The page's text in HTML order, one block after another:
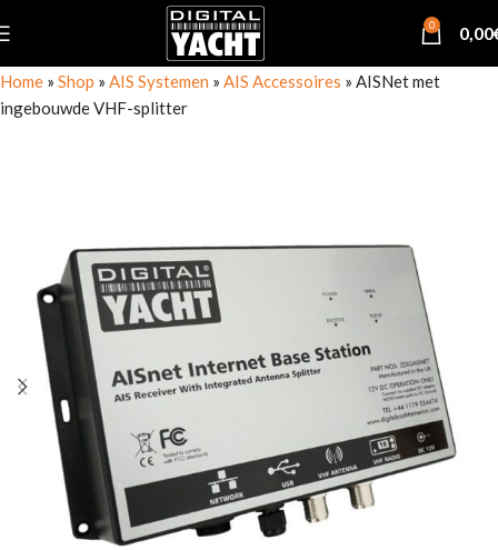
0 0,00
Home » Shop » AIS Systemen » AIS Accessoires » AISNet met
ingebouwde VHF-splitter